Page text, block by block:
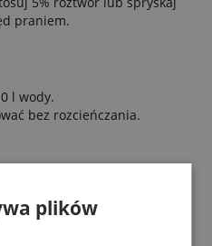
praniem.
l wody.
bez rozcieńczania.
trigger).
plików